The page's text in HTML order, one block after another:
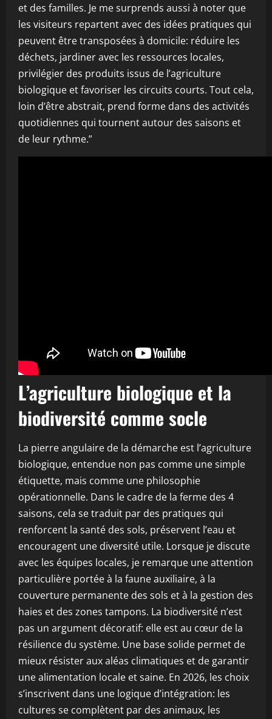
et des familles. Je me surprends aussi à noter que
les visiteurs repartent avec des idées pratiques qui
peuvent être transposées à domicile: réduire les
déchets, jardiner avec les ressources locales,
privilégier des produits issus de l’agriculture
biologique et favoriser les circuits courts. Tout cela,
loin d’être abstrait, prend forme dans des activités
quotidiennes qui tournent autour des saisons et
de leur rythme.”
L’agriculture biologique et la
biodiversité comme socle
La pierre angulaire de la démarche est l’agriculture
biologique, entendue non pas comme une simple
étiquette, mais comme une philosophie
opérationnelle. Dans le cadre de la ferme des 4
saisons, cela se traduit par des pratiques qui
renforcent la santé des sols, préservent l’eau et
encouragent une diversité utile. Lorsque je discute
avec les équipes locales, je remarque une attention
particulière portée à la faune auxiliaire, à la
couverture permanente des sols et à la gestion des
haies et des zones tampons. La biodiversité n’est
pas un argument décoratif: elle est au cœur de la
résilience du système. Une base solide permet de
mieux résister aux aléas climatiques et de garantir
une alimentation locale et saine. En 2026, les choix
s’inscrivent dans une logique d’intégration: les
cultures se complètent par des animaux, les